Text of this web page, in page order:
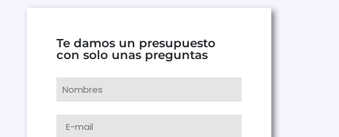
Te damos un presupuesto
con solo unas preguntas